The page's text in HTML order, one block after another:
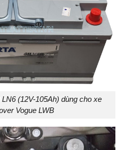
(12V-105Ah) dùng cho xe
Vogue LWB